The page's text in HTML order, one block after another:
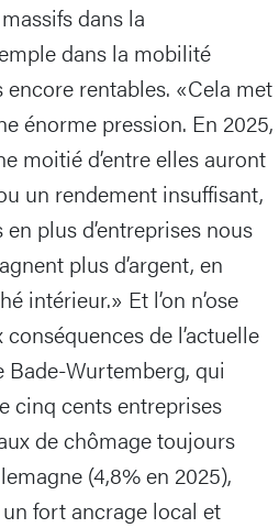
dans la
dans la mobilité
rentables. «Cela met
énorme pression. En 2025,
moitié d’entre elles auront
un rendement insuffisant,
plus d’entreprises nous
plus d’argent, en
intérieur.» Et l’on n’ose
de l’actuelle
Bade-Wurtemberg, qui
cinq cents entreprises
de chômage toujours
(4,8% en 2025),
fort ancrage local et